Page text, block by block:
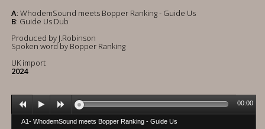
A: WhodemSound meets Bopper Ranking - Guide Us
B: Guide Us Dub
Produced by J.Robinson
Spoken word by Bopper Ranking
UK import
2024
A1- WhodemSound meets Bopper Ranking - Guide Us
00:00